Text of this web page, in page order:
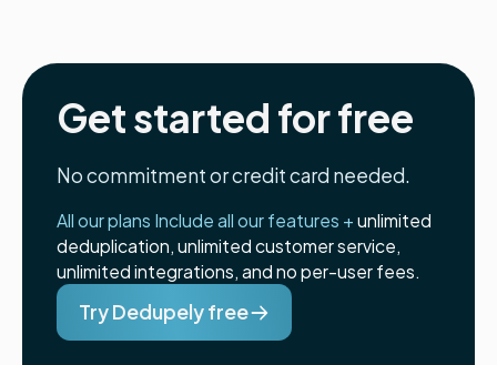
Get started for free
No commitment or credit card needed.
All our plans Include all our features + unlimited
deduplication, unlimited customer service,
unlimited integrations, and no per-user fees.
Try Dedupely free